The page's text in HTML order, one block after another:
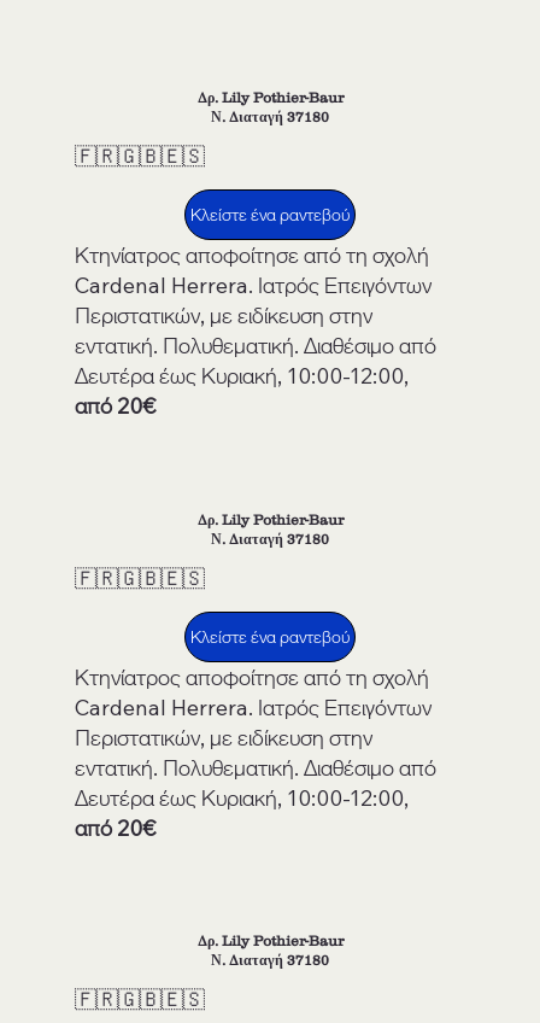
Δρ. Lily Pothier-Baur
Ν. Διαταγή 37180
🇫🇷🇬🇧🇪🇸
Κλείστε ένα ραντεβού
Κτηνίατρος αποφοίτησε από τη σχολή
Cardenal Herrera. Ιατρός Επειγόντων
Περιστατικών, με ειδίκευση στην
εντατική. Πολυθεματική. Διαθέσιμο από
Δευτέρα έως Κυριακή, 10:00-12:00,
από 20€
Δρ. Lily Pothier-Baur
Ν. Διαταγή 37180
🇫🇷🇬🇧🇪🇸
Κλείστε ένα ραντεβού
Κτηνίατρος αποφοίτησε από τη σχολή
Cardenal Herrera. Ιατρός Επειγόντων
Περιστατικών, με ειδίκευση στην
εντατική. Πολυθεματική. Διαθέσιμο από
Δευτέρα έως Κυριακή, 10:00-12:00,
από 20€
Δρ. Lily Pothier-Baur
Ν. Διαταγή 37180
🇫🇷🇬🇧🇪🇸